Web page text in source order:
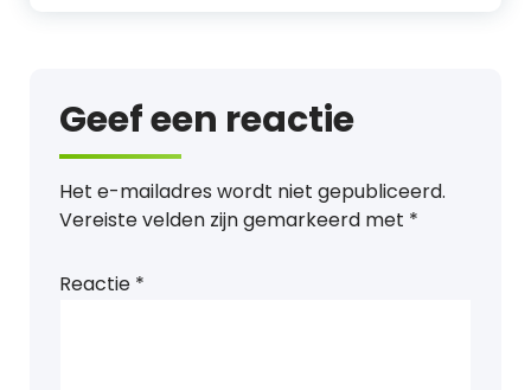
Geef een reactie
Het e-mailadres wordt niet gepubliceerd.
Vereiste velden zijn gemarkeerd met *
Reactie *